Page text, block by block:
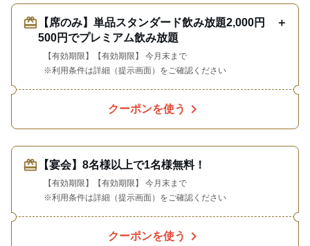
redeem 【席のみ】単品スタンダード飲み放題2,000円 ＋
500円でプレミアム飲み放題
【有効期限】【有効期限】 今月末まで
※利用条件は詳細（提示画面）をご確認ください
クーポンを使う chevron_right
redeem 【宴会】8名様以上で1名様無料！
【有効期限】【有効期限】 今月末まで
※利用条件は詳細（提示画面）をご確認ください
クーポンを使う chevron_right